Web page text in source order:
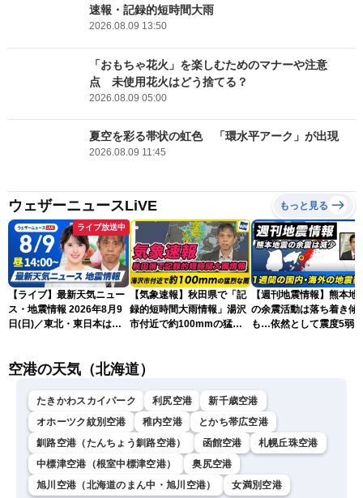
速報・記録的短時間大雨
2026.08.09 13:50
「おもちゃ花火」を楽しむためのマナーや注意
点 未使用花火はどう捨てる？
2026.08.09 05:00
夏空を彩る帯状の虹色 「環水平アーク」が出現
2026.08.09 11:45
ウェザーニュースLiVE もっと見る
ライブ放送中
【ライブ】最新天気ニュー
ス・地震情報 2026年8月9
日(日)／東北・東日本は急
小川千奈／芳野達郎〉
【気象速報】秋田県で「記
録的短時間大雨情報」湯沢
市付近で約100mmの猛烈
【週刊地震情報】熊本地
の余震活動は落ち着き傾
も…依然として震度5弱警
空港の天気（北海道）
たきかわスカイパーク 利尻空港
新千歳空港
オホーツク紋別空港
稚内空港
とかち帯広空港
釧路空港（たんちょう釧路空港）
函館空港
札幌丘珠空港
中標津空港（根室中標津空港）
奥尻空港
旭川空港（北海道のまん中・旭川空港）
女満別空港